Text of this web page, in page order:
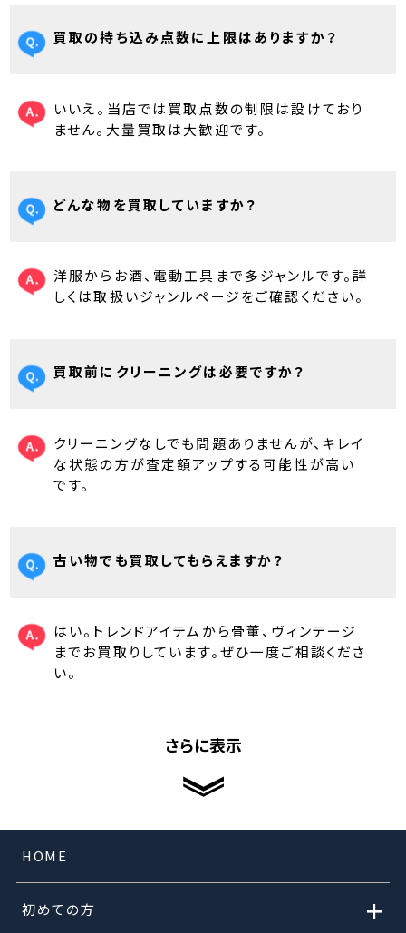
買取の持ち込み点数に上限はありますか？
いいえ。当店では買取点数の制限は設けており
ません。大量買取は大歓迎です。
どんな物を買取していますか？
洋服からお酒、電動工具まで多ジャンルです。詳
しくは取扱いジャンルページをご確認ください。
買取前にクリーニングは必要ですか？
クリーニングなしでも問題ありませんが、キレイ
な状態の方が査定額アップする可能性が高い
です。
古い物でも買取してもらえますか？
はい。トレンドアイテムから骨董、ヴィンテージ
までお買取りしています。ぜひ一度ご相談くださ
い。
さらに表示
HOME
初めての方 +